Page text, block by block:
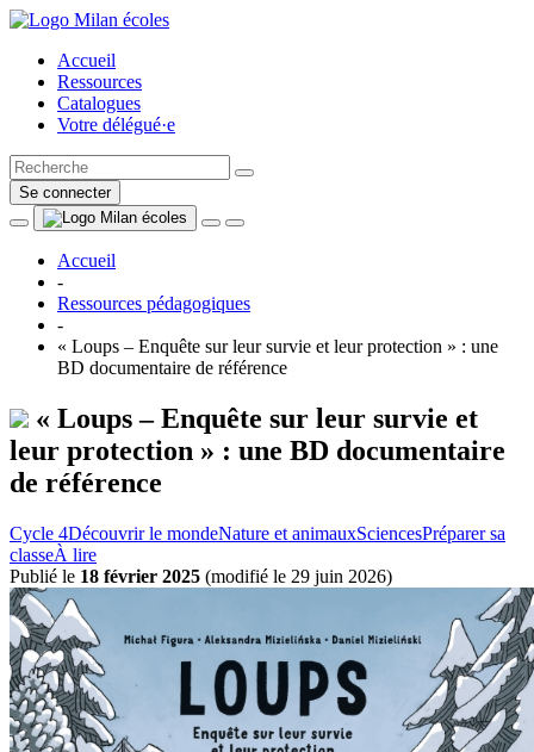
Accueil
Ressources
Catalogues
Votre délégué·e
Se connecter
Accueil
-
Ressources pédagogiques
-
« Loups – Enquête sur leur survie et leur protection » : une
BD documentaire de référence
« Loups – Enquête sur leur survie et
leur protection » : une BD documentaire
de référence
Cycle 4Découvrir le mondeNature et animauxSciencesPréparer sa
classeÀ lire
Publié le 18 février 2025 (modifié le 29 juin 2026)